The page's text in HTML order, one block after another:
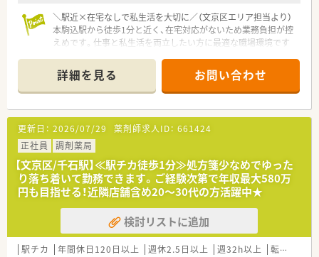
＼駅近×在宅なしで私生活を大切に／（文京区エリア担当より）
本駒込駅から徒歩1分と近く、在宅対応がないため業務負担が控
えめです。仕事と私生活を両立したい方に最適な職場環境です
＊------------------------------------------＊
【店舗情報と応需状況について】
■本駒込駅から徒歩1分という好立地にあり、白山駅からも徒歩
圏内のため毎日の通勤が非常にスムーズで負担が少ない環境で
す。
■処方箋は耳鼻科と小児科をメインに1日30枚から40枚ほど応
需しており、地域のお子様から高齢者まで幅広く来局されます。
■常勤薬剤師1名の体制で運営されており、日々丁寧な対応を行
っています。
【求人情報について】
■想定年収は400万円から500万円の間で設定されており、これ
までの年齢や経験を考慮した上で正当に決定される仕組みで
す。
詳細を見る お問い合わせ
更新日： 2026/07/29 薬剤師求人ID： 661424
正社員
調剤薬局
【文京区/千石駅】≪駅チカ徒歩1分≫処方箋少なめでゆった
り落ち着いて勤務できます。ご経験次第で年収最大580万
円も目指せる！近隣店舗含め20～30代の方活躍中★
検討リストに追加
駅チカ 年間休日120日以上 週休2.5日以上 週32h以上 転勤なし